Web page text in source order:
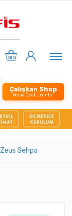
Çalışkan Shop
Webe Özel Ürünler
Zeus Sehpa